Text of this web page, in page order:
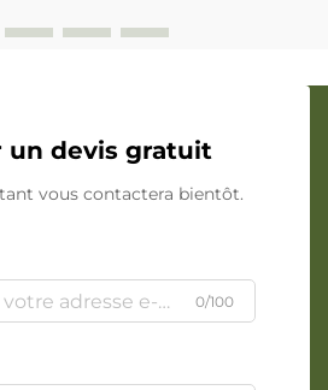
un devis gratuit
vous contactera bientôt.
0/100